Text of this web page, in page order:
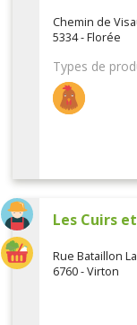
Chemin de
5334 - Florée
Types de
Les Cuirs
Rue Bataillon
6760 - Virton